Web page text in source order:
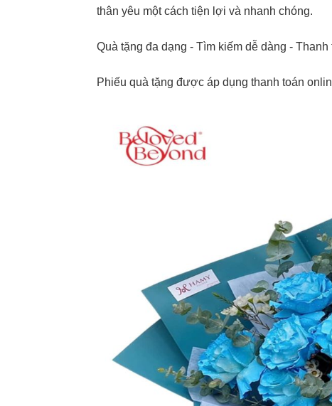
thân yêu một cách tiện lợi và nhanh chóng.
Quà tặng đa dạng - Tìm kiếm dễ dàng -
Phiếu quà tặng được áp dụng thanh toán